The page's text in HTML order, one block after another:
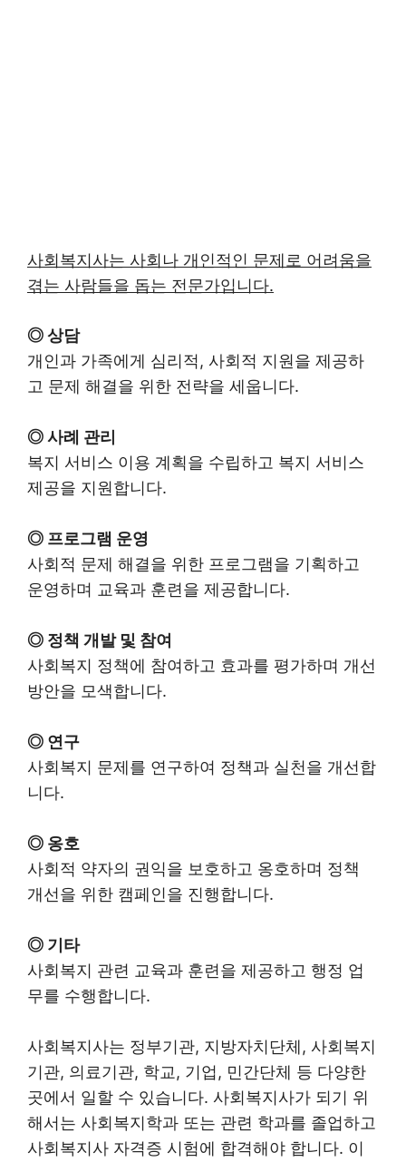
사회복지사는 사회나 개인적인 문제로 어려움을
겪는 사람들을 돕는 전문가입니다.
◎ 상담
개인과 가족에게 심리적, 사회적 지원을 제공하
고 문제 해결을 위한 전략을 세웁니다.
◎ 사례 관리
복지 서비스 이용 계획을 수립하고 복지 서비스
제공을 지원합니다.
◎ 프로그램 운영
사회적 문제 해결을 위한 프로그램을 기획하고
운영하며 교육과 훈련을 제공합니다.
◎ 정책 개발 및 참여
사회복지 정책에 참여하고 효과를 평가하며 개선
방안을 모색합니다.
◎ 연구
사회복지 문제를 연구하여 정책과 실천을 개선합
니다.
◎ 옹호
사회적 약자의 권익을 보호하고 옹호하며 정책
개선을 위한 캠페인을 진행합니다.
◎ 기타
사회복지 관련 교육과 훈련을 제공하고 행정 업
무를 수행합니다.
사회복지사는 정부기관, 지방자치단체, 사회복지
기관, 의료기관, 학교, 기업, 민간단체 등 다양한
곳에서 일할 수 있습니다. 사회복지사가 되기 위
해서는 사회복지학과 또는 관련 학과를 졸업하고
사회복지사 자격증 시험에 합격해야 합니다. 이